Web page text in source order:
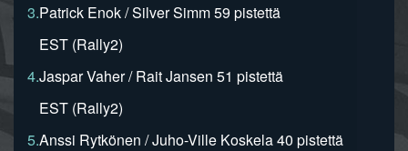
3.Patrick Enok / Silver Simm 59 pistettä
EST (Rally2)
4.Jaspar Vaher / Rait Jansen 51 pistettä
EST (Rally2)
5.Anssi Rytkönen / Juho-Ville Koskela 40 pistettä